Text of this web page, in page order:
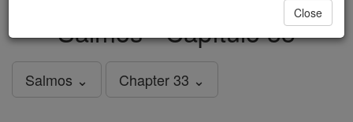
Salmos - Capítulo 33
Salmos ⌄ Chapter 33 ⌄
Close